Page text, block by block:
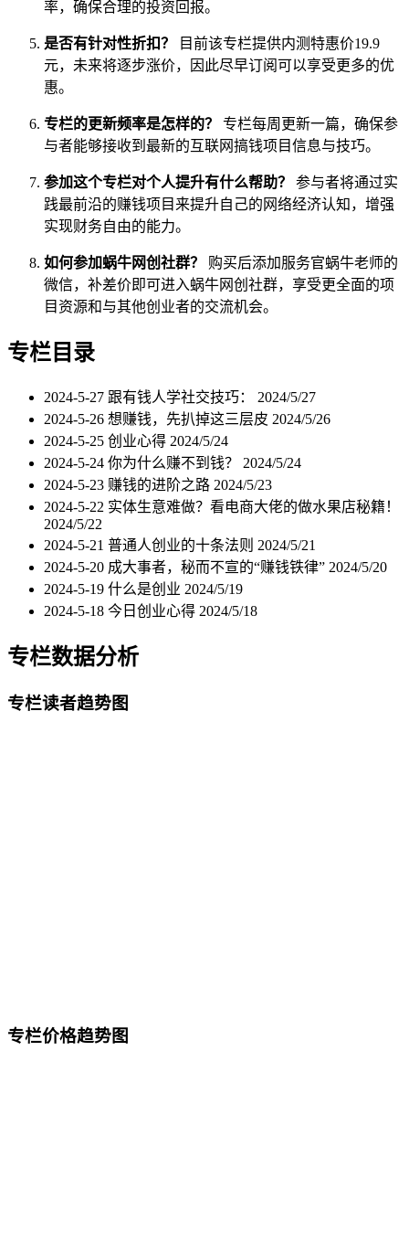
率，确保合理的投资回报。
是否有针对性折扣？
目前该专栏提供内测特惠价19.9
元，未来将逐步涨价，因此尽早订阅可以享受更多的优
惠。
专栏的更新频率是怎样的？
专栏每周更新一篇，确保参
与者能够接收到最新的互联网搞钱项目信息与技巧。
参加这个专栏对个人提升有什么帮助？
参与者将通过实
践最前沿的赚钱项目来提升自己的网络经济认知，增强
实现财务自由的能力。
如何参加蜗牛网创社群？
购买后添加服务官蜗牛老师的
微信，补差价即可进入蜗牛网创社群，享受更全面的项
目资源和与其他创业者的交流机会。
专栏目录
2024-5-27 跟有钱人学社交技巧： 2024/5/27
2024-5-26 想赚钱，先扒掉这三层皮 2024/5/26
2024-5-25 创业心得 2024/5/24
2024-5-24 你为什么赚不到钱？ 2024/5/24
2024-5-23 赚钱的进阶之路 2024/5/23
2024-5-22 实体生意难做？看电商大佬的做水果店秘籍！
2024/5/22
2024-5-21 普通人创业的十条法则 2024/5/21
2024-5-20 成大事者，秘而不宣的“赚钱铁律” 2024/5/20
2024-5-19 什么是创业 2024/5/19
2024-5-18 今日创业心得 2024/5/18
专栏数据分析
专栏读者趋势图
专栏价格趋势图